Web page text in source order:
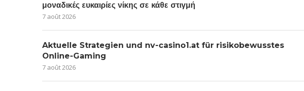
μοναδικές ευκαιρίες νίκης σε κάθε στιγμή
7 août 2026
Aktuelle Strategien und nv-casino1.at für risikobewusstes
Online-Gaming
7 août 2026